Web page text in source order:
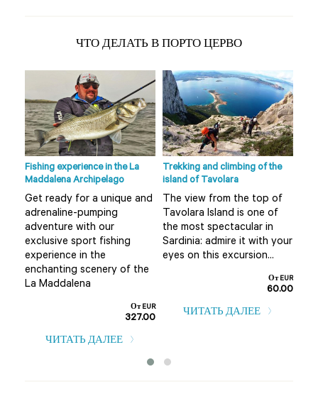
ЧТО ДЕЛАТЬ В ПОРТО ЦЕРВО
Fishing experience in the La
Maddalena Archipelago
Get ready for a unique and
adrenaline-pumping
adventure with our
exclusive sport fishing
experience in the
enchanting scenery of the
La Maddalena
От EUR
327.00
ЧИТАТЬ ДАЛЕЕ
Trekking and climbing of the
island of Tavolara
The view from the top of
Tavolara Island is one of
the most spectacular in
Sardinia: admire it with your
eyes on this excursion...
От EUR
60.00
ЧИТАТЬ ДАЛЕЕ